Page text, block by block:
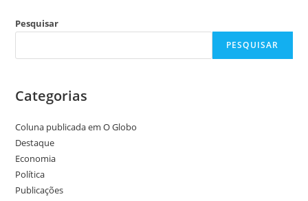
Pesquisar
PESQUISAR
Categorias
Coluna publicada em O Globo
Destaque
Economia
Política
Publicações